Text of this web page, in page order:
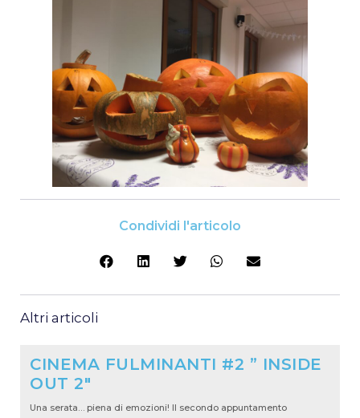
Condividi l'articolo
Altri articoli
CINEMA FULMINANTI #2 ” INSIDE
OUT 2″
Una serata… piena di emozioni! Il secondo appuntamento